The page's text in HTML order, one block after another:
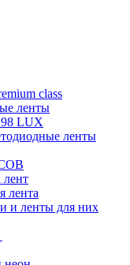
class
ленты
LUX
ленты
лента
и ленты для них